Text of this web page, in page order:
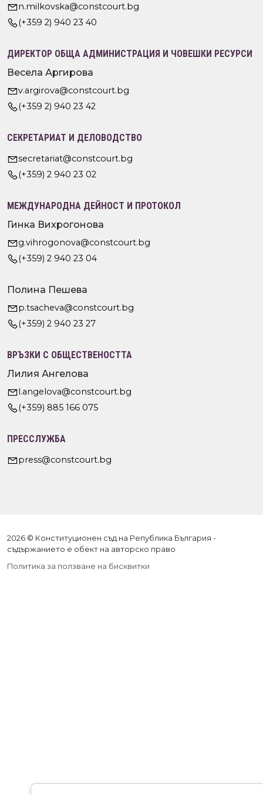
n.milkovska@constcourt.bg
(+359 2) 940 23 40
ДИРЕКТОР ОБЩА АДМИНИСТРАЦИЯ И ЧОВЕШКИ РЕСУРСИ
Весела Аргирова
v.argirova@constcourt.bg
(+359 2) 940 23 42
СЕКРЕТАРИАТ И ДЕЛОВОДСТВО
secretariat@constcourt.bg
(+359) 2 940 23 02
МЕЖДУНАРОДНА ДЕЙНОСТ И ПРОТОКОЛ
Гинка Вихрогонова
g.vihrogonova@constcourt.bg
(+359) 2 940 23 04
Полина Пешева
p.tsacheva@constcourt.bg
(+359) 2 940 23 27
ВРЪЗКИ С ОБЩЕСТВЕНОСТТА
Лилия Ангелова
l.angelova@constcourt.bg
(+359) 885 166 075
ПРЕССЛУЖБА
press@constcourt.bg
2026 © Конституционен съд на Република България -
съдържанието е обект на авторско право
Политика за ползване на бисквитки